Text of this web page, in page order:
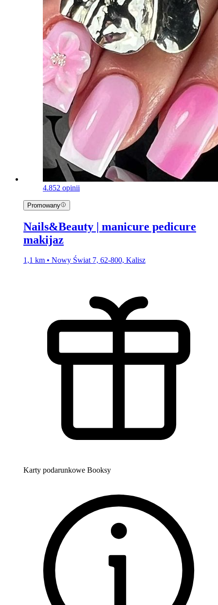
4.852 opinii
Promowany
Nails&Beauty | manicure pedicure
makijaz
1,1 km • Nowy Świat 7, 62-800, Kalisz
Karty podarunkowe Booksy